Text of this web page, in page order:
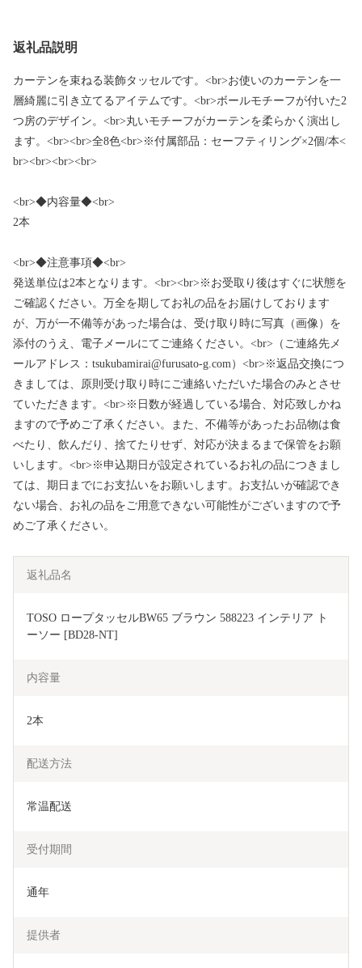
返礼品説明
カーテンを束ねる装飾タッセルです。<br>お使いのカーテンを一
層綺麗に引き立てるアイテムです。<br>ボールモチーフが付いた2
つ房のデザイン。<br>丸いモチーフがカーテンを柔らかく演出し
ます。<br><br>全8色<br>※付属部品：セーフティリング×2個/本<
br><br><br><br>
<br>◆内容量◆<br>
2本
<br>◆注意事項◆<br>
発送単位は2本となります。<br><br>※お受取り後はすぐに状態を
ご確認ください。万全を期してお礼の品をお届けしております
が、万が一不備等があった場合は、受け取り時に写真（画像）を
添付のうえ、電子メールにてご連絡ください。<br>（ご連絡先メ
ールアドレス：tsukubamirai@furusato-g.com）<br>※返品交換につ
きましては、原則受け取り時にご連絡いただいた場合のみとさせ
ていただきます。<br>※日数が経過している場合、対応致しかね
ますので予めご了承ください。また、不備等があったお品物は食
べたり、飲んだり、捨てたりせず、対応が決まるまで保管をお願
いします。<br>※申込期日が設定されているお礼の品につきまし
ては、期日までにお支払いをお願いします。お支払いが確認でき
ない場合、お礼の品をご用意できない可能性がございますので予
めご了承ください。
返礼品名
TOSO ロープタッセルBW65 ブラウン 588223 インテリア ト
ーソー [BD28-NT]
内容量
2本
配送方法
常温配送
受付期間
通年
提供者